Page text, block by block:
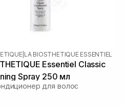
LA BIOSTHETIQUE ESSENTIEL
Essentiel Classic
Spray 250 мл
для волос